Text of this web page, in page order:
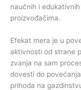
naučnih i
proizvođačima.
Efekat mera je u
aktivnosti od strane
zvanja na sam
dovesti do
prihoda na